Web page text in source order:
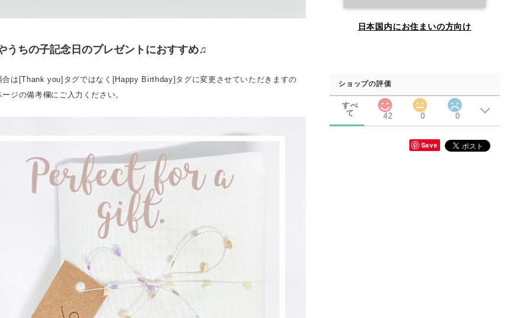
うちの子記念日のプレゼントにおすすめ♫
合は[Thank you]タグではなく[Happy Birthday]タグに変更させていただきますの
ジの備考欄にご入力ください。
日本国内にお住まいの方向け
ショップの評価
すべ
て
42 0 0
Save